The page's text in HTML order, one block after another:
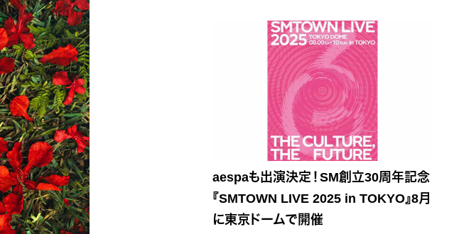
aespaも出演決定！SM創立30周年記念
『SMTOWN LIVE 2025 in TOKYO』8月
に東京ドームで開催